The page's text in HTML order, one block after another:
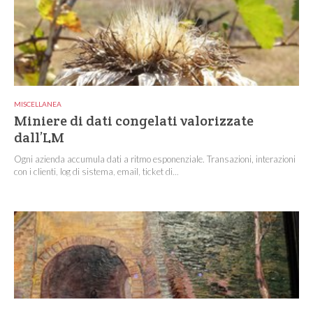
MISCELLANEA
Miniere di dati congelati valorizzate
dall’LM
Ogni azienda accumula dati a ritmo esponenziale. Transazioni, interazioni
con i clienti, log di sistema, email, ticket di...